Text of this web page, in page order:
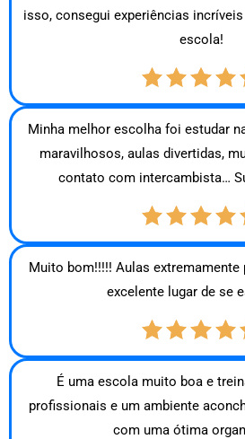
isso, consegui experiências
escola!
Minha melhor escolha foi estudar
maravilhosos, aulas divertidas,
contato com intercambista…
Muito bom!!!!! Aulas extremamente
excelente lugar de se
É uma escola muito boa e
profissionais e um ambiente
com uma ótima